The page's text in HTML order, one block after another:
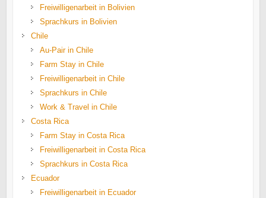
Freiwilligenarbeit in Bolivien
Sprachkurs in Bolivien
Chile
Au-Pair in Chile
Farm Stay in Chile
Freiwilligenarbeit in Chile
Sprachkurs in Chile
Work & Travel in Chile
Costa Rica
Farm Stay in Costa Rica
Freiwilligenarbeit in Costa Rica
Sprachkurs in Costa Rica
Ecuador
Freiwilligenarbeit in Ecuador